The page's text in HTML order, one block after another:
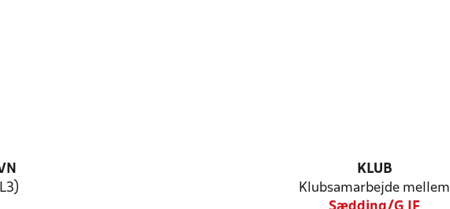
KLUB
Klubsamarbejde mellem